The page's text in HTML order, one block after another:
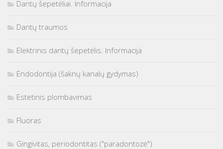
Dantų šepetėliai. Informacija
Dantų traumos
Elektrinis dantų šepetėlis. Informacija
Endodontija (šaknų kanalų gydymas)
Estetinis plombavimas
Fluoras
Gingivitas, periodontitas ("paradontozė")